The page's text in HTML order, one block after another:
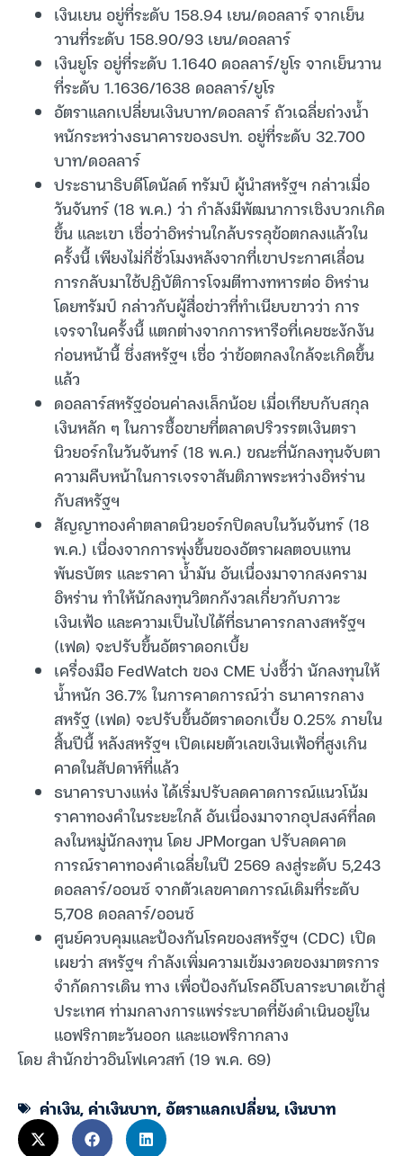
เงินเยน อยู่ที่ระดับ 158.94 เยน/ดอลลาร์ จากเย็น
วานที่ระดับ 158.90/93 เยน/ดอลลาร์
เงินยูโร อยู่ที่ระดับ 1.1640 ดอลลาร์/ยูโร จากเย็นวาน
ที่ระดับ 1.1636/1638 ดอลลาร์/ยูโร
อัตราแลกเปลี่ยนเงินบาท/ดอลลาร์ ถัวเฉลี่ยถ่วงน้ำ
หนักระหว่างธนาคารของธปท. อยู่ที่ระดับ 32.700
บาท/ดอลลาร์
ประธานาธิบดีโดนัลด์ ทรัมป์ ผู้นำสหรัฐฯ กล่าวเมื่อ
วันจันทร์ (18 พ.ค.) ว่า กำลังมีพัฒนาการเชิงบวกเกิด
ขึ้น และเขา เชื่อว่าอิหร่านใกล้บรรลุข้อตกลงแล้วใน
ครั้งนี้ เพียงไม่กี่ชั่วโมงหลังจากที่เขาประกาศเลื่อน
การกลับมาใช้ปฏิบัติการโจมตีทางทหารต่อ อิหร่าน
โดยทรัมป์ กล่าวกับผู้สื่อข่าวที่ทำเนียบขาวว่า การ
เจรจาในครั้งนี้ แตกต่างจากการหารือที่เคยชะงักงัน
ก่อนหน้านี้ ซึ่งสหรัฐฯ เชื่อ ว่าข้อตกลงใกล้จะเกิดขึ้น
แล้ว
ดอลลาร์สหรัฐอ่อนค่าลงเล็กน้อย เมื่อเทียบกับสกุล
เงินหลัก ๆ ในการซื้อขายที่ตลาดปริวรรตเงินตรา
นิวยอร์กในวันจันทร์ (18 พ.ค.) ขณะที่นักลงทุนจับตา
ความคืบหน้าในการเจรจาสันติภาพระหว่างอิหร่าน
กับสหรัฐฯ
สัญญาทองคำตลาดนิวยอร์กปิดลบในวันจันทร์ (18
พ.ค.) เนื่องจากการพุ่งขึ้นของอัตราผลตอบแทน
พันธบัตร และราคา น้ำมัน อันเนื่องมาจากสงคราม
อิหร่าน ทำให้นักลงทุนวิตกกังวลเกี่ยวกับภาวะ
เงินเฟ้อ และความเป็นไปได้ที่ธนาคารกลางสหรัฐฯ
(เฟด) จะปรับขึ้นอัตราดอกเบี้ย
เครื่องมือ FedWatch ของ CME บ่งชี้ว่า นักลงทุนให้
น้ำหนัก 36.7% ในการคาดการณ์ว่า ธนาคารกลาง
สหรัฐ (เฟด) จะปรับขึ้นอัตราดอกเบี้ย 0.25% ภายใน
สิ้นปีนี้ หลังสหรัฐฯ เปิดเผยตัวเลขเงินเฟ้อที่สูงเกิน
คาดในสัปดาห์ที่แล้ว
ธนาคารบางแห่ง ได้เริ่มปรับลดคาดการณ์แนวโน้ม
ราคาทองคำในระยะใกล้ อันเนื่องมาจากอุปสงค์ที่ลด
ลงในหมู่นักลงทุน โดย JPMorgan ปรับลดคาด
การณ์ราคาทองคำเฉลี่ยในปี 2569 ลงสู่ระดับ 5,243
ดอลลาร์/ออนซ์ จากตัวเลขคาดการณ์เดิมที่ระดับ
5,708 ดอลลาร์/ออนซ์
ศูนย์ควบคุมและป้องกันโรคของสหรัฐฯ (CDC) เปิด
เผยว่า สหรัฐฯ กำลังเพิ่มความเข้มงวดของมาตรการ
จำกัดการเดิน ทาง เพื่อป้องกันโรคอีโบลาระบาดเข้าสู่
ประเทศ ท่ามกลางการแพร่ระบาดที่ยังดำเนินอยู่ใน
แอฟริกาตะวันออก และแอฟริกากลาง
โดย สำนักข่าวอินโฟเควสท์ (19 พ.ค. 69)
ค่าเงิน,ค่าเงินบาท,อัตราแลกเปลี่ยน, เงินบาท